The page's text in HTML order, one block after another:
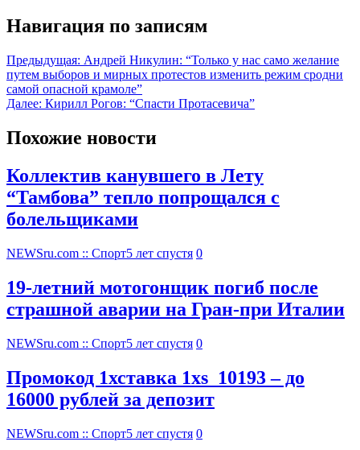
Навигация по записям
Предыдущая: Андрей Никулин: “Только у нас само желание
путем выборов и мирных протестов изменить режим сродни
самой опасной крамоле”
Далее: Кирилл Рогов: “Спасти Протасевича”
Похожие новости
Коллектив канувшего в Лету
“Тамбова” тепло попрощался с
болельщиками
NEWSru.com :: Спорт5 лет спустя 0
19-летний мотогонщик погиб после
страшной аварии на Гран-при Италии
NEWSru.com :: Спорт5 лет спустя 0
Промокод 1хставка 1xs_10193 – до
16000 рублей за депозит
NEWSru.com :: Спорт5 лет спустя 0